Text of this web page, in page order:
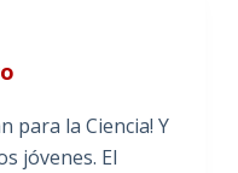
para la Ciencia! Y
jóvenes. El